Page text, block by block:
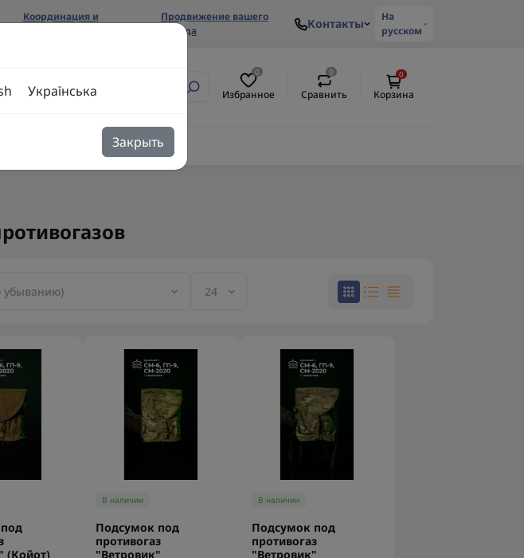
Координация и
Продвижение вашего
бренда
Контакты
На
русском
0
Избранное
0
Сравнить
0
Корзина
Українська
Закрыть
(Койот)
В наличии
Подсумок под
противогаз
"Ветровик"
В наличии
Подсумок под
противогаз
"Ветровик"